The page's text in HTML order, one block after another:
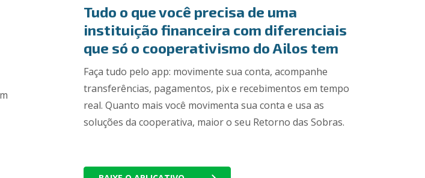
Tudo o que você precisa de uma
instituição financeira com diferenciais
que só o cooperativismo do Ailos tem
Faça tudo pelo app: movimente sua conta, acompanhe
transferências, pagamentos, pix e recebimentos em tempo
real. Quanto mais você movimenta sua conta e usa as
soluções da cooperativa, maior o seu Retorno das Sobras.